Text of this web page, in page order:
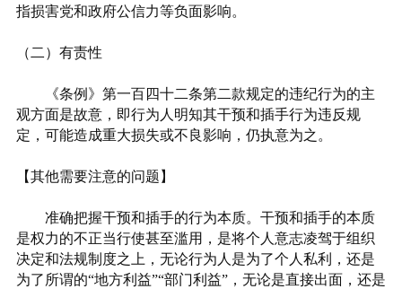
指损害党和政府公信力等负面影响。
（二）有责性
《条例》第一百四十二条第二款规定的违纪行为的主
观方面是故意，即行为人明知其干预和插手行为违反规
定，可能造成重大损失或不良影响，仍执意为之。
【其他需要注意的问题】
准确把握干预和插手的行为本质。干预和插手的本质
是权力的不正当行使甚至滥用，是将个人意志凌驾于组织
决定和法规制度之上，无论行为人是为了个人私利，还是
为了所谓的“地方利益”“部门利益”，无论是直接出面，还是